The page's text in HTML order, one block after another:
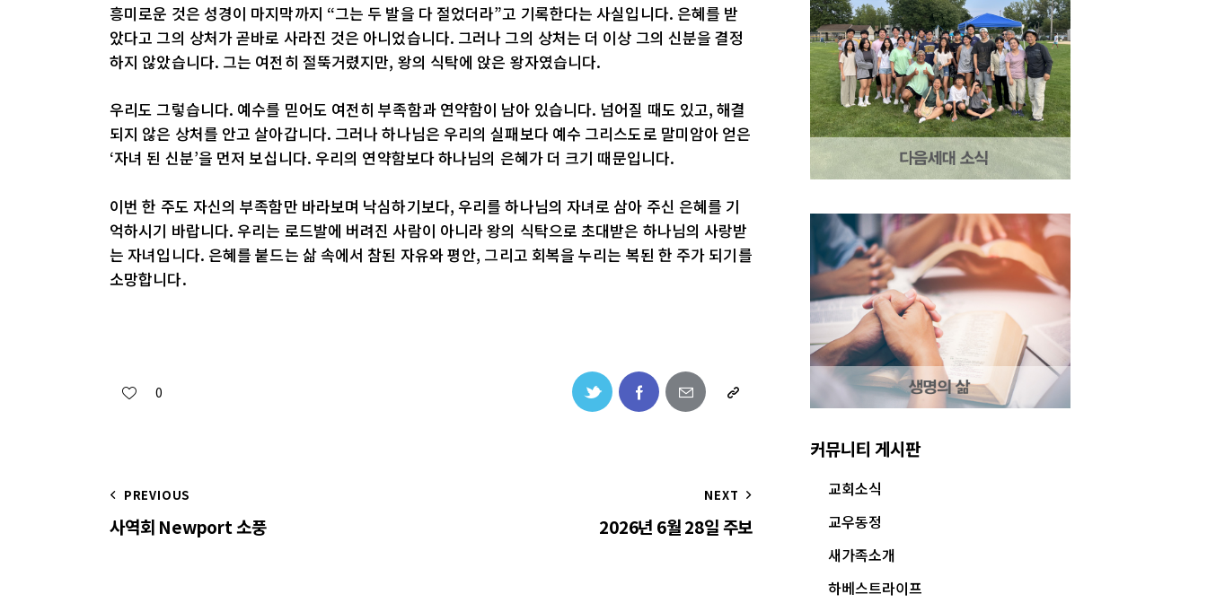
흥미로운 것은 성경이 마지막까지 “그는 두 발을 다 절었더라”고 기록한다는 사실입니다. 은혜를 받
았다고 그의 상처가 곧바로 사라진 것은 아니었습니다. 그러나 그의 상처는 더 이상 그의 신분을 결정
하지 않았습니다. 그는 여전히 절뚝거렸지만, 왕의 식탁에 앉은 왕자였습니다.
우리도 그렇습니다. 예수를 믿어도 여전히 부족함과 연약함이 남아 있습니다. 넘어질 때도 있고, 해결
되지 않은 상처를 안고 살아갑니다. 그러나 하나님은 우리의 실패보다 예수 그리스도로 말미암아 얻은
‘자녀 된 신분’을 먼저 보십니다. 우리의 연약함보다 하나님의 은혜가 더 크기 때문입니다.
이번 한 주도 자신의 부족함만 바라보며 낙심하기보다, 우리를 하나님의 자녀로 삼아 주신 은혜를 기
억하시기 바랍니다. 우리는 로드발에 버려진 사람이 아니라 왕의 식탁으로 초대받은 하나님의 사랑받
는 자녀입니다. 은혜를 붙드는 삶 속에서 참된 자유와 평안, 그리고 회복을 누리는 복된 한 주가 되기를
소망합니다.
0
PREVIOUS
사역회 Newport 소풍
NEXT
2026년 6월 28일 주보
커뮤니티 게시판
교회소식
교우동정
새가족소개
하베스트라이프